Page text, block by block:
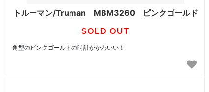
トルーマン/Truman MBM3260 ピンクゴールド
SOLD OUT
角型のピンクゴールドの時計がかわいい！